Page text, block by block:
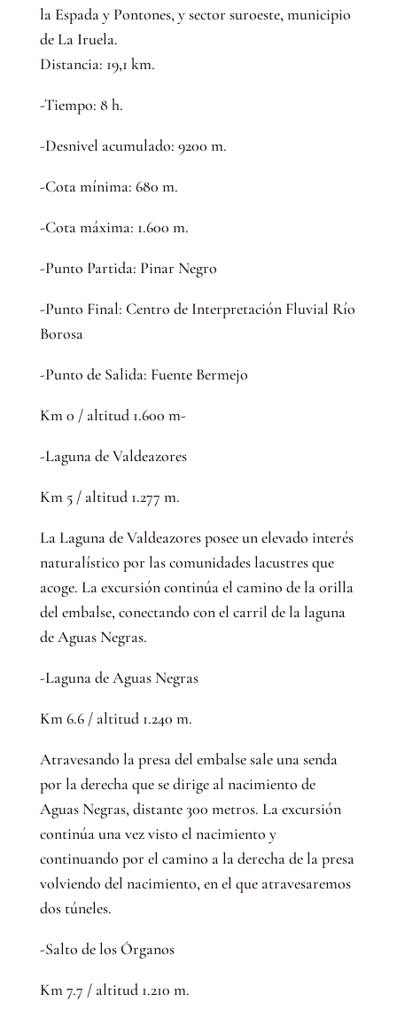
la Espada y Pontones, y sector suroeste, municipio
de La Iruela.
Distancia: 19,1 km.
-Tiempo: 8 h.
-Desnivel acumulado: 9200 m.
-Cota mínima: 680 m.
-Cota máxima: 1.600 m.
-Punto Partida: Pinar Negro
-Punto Final: Centro de Interpretación Fluvial Río
Borosa
-Punto de Salida: Fuente Bermejo
Km 0 / altitud 1.600 m-
-Laguna de Valdeazores
Km 5 / altitud 1.277 m.
La Laguna de Valdeazores posee un elevado interés
naturalístico por las comunidades lacustres que
acoge. La excursión continúa el camino de la orilla
del embalse, conectando con el carril de la laguna
de Aguas Negras.
-Laguna de Aguas Negras
Km 6.6 / altitud 1.240 m.
Atravesando la presa del embalse sale una senda
por la derecha que se dirige al nacimiento de
Aguas Negras, distante 300 metros. La excursión
continúa una vez visto el nacimiento y
continuando por el camino a la derecha de la presa
volviendo del nacimiento, en el que atravesaremos
dos túneles.
-Salto de los Órganos
Km 7.7 / altitud 1.210 m.